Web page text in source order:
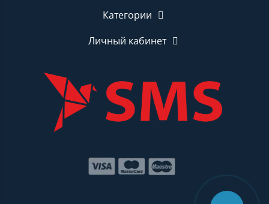
Категории
Личный кабинет